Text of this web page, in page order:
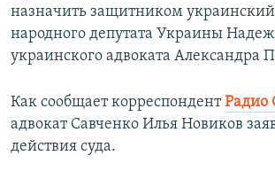
назначить защитником
народного депутата Украины
украинского адвоката Александра
Как сообщает корреспондентРадио
адвокат Савченко Илья Новиков
действия суда.